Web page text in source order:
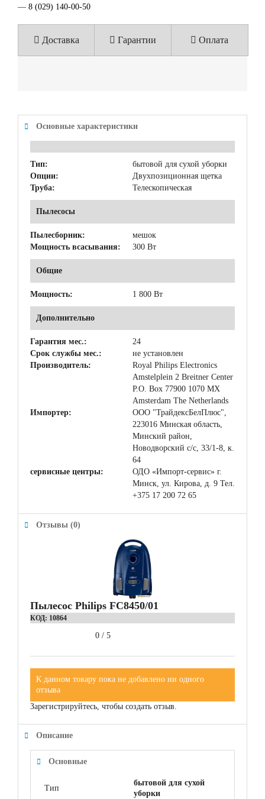
— 8 (029) 140-00-50
Доставка Гарантии Оплата
Основные характеристики
Тип:
бытовой для сухой уборки
Опции:
Двухпозиционная щетка
Труба:
Телескопическая
Пылесосы
Пылесборник:
мешок
Мощность всасывания:
300 Вт
Общие
Мощность: 1 800 Вт
Дополнительно
Гарантия мес.:
24
Срок службы мес.:
не установлен
Производитель:
Royal Philips Electronics
Amstelplein 2 Breitner Center
P.O. Box 77900 1070 MX
Amsterdam The Netherlands
Импортер:
ООО "ТрайдексБелПлюс",
223016 Минская область,
Минский район,
Новодворский с/с, 33/1-8, к.
64
сервисные центры:
ОДО «Импорт-cервис» г.
Минск, ул. Кирова, д. 9 Тел.
+375 17 200 72 65
Отзывы (0)
Пылесос Philips FC8450/01
КОД: 10864
0 / 5
К данном товару пока не добавлено ни одного
отзыва
Зарегистрируйтесь, чтобы создать отзыв.
Описание
Основные
Тип
бытовой для сухой
уборки